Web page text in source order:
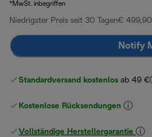
*MwSt. inbegriffen
Niedrigster Preis seit 30 Tagen€ 499,90
Notify
Standardversand kostenlos ab 49 €
Kostenlose Rücksendungen
Vollständige Herstellergarantie